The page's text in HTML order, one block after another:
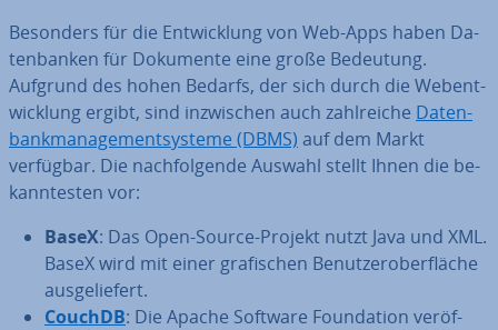
Besonders für die Ent­wick­lung von Web-Apps haben Da­
ten­ban­ken für Dokumente eine große Bedeutung.
Aufgrund des hohen Bedarfs, der sich durch die Web­ent­
wick­lung ergibt, sind in­zwi­schen auch zahl­rei­che Da­ten­
bank­ma­nage­ment­sys­te­me (DBMS) auf dem Markt
verfügbar. Die nach­fol­gen­de Auswahl stellt Ihnen die be­
kann­tes­ten vor:
BaseX: Das Open-Source-Projekt nutzt Java und XML.
BaseX wird mit einer gra­fi­schen Be­nut­zer­ober­flä­che
aus­ge­lie­fert.
CouchDB: Die Apache Software Foun­da­ti­on ver­öf­